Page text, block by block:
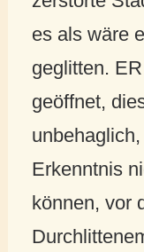
es als wäre
geglitten.
geöffnet,
Erkenntnis
können, vor